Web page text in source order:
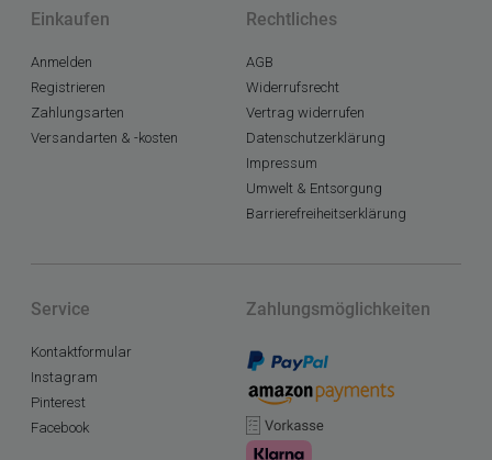
Einkaufen
Anmelden
Registrieren
Zahlungsarten
Versandarten & -kosten
Rechtliches
AGB
Widerrufsrecht
Vertrag widerrufen
Datenschutzerklärung
Impressum
Umwelt & Entsorgung
Barrierefreiheitserklärung
Service
Kontaktformular
Instagram
Pinterest
Facebook
Zahlungsmöglichkeiten